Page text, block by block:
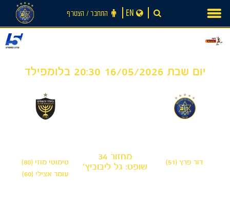
content
התחבר ‪/‬ הצטרף EN
יום שבת 16/05/2026 20:30 בלומפילד
דור פרץ (51)
טימוטי מוזי (80)
עומר אצילי (60)
מחזור 34
שופט: גל ליבוביץ'